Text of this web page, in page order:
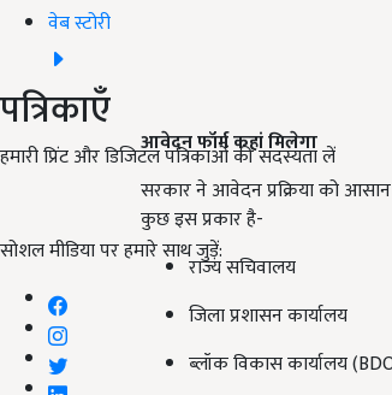
वेब स्टोरी
पत्रिकाएँ
हमारी प्रिंट और डिजिटल पत्रिकाओं की सदस्यता लें
सोशल मीडिया पर हमारे साथ जुड़ें:
आवेदन फॉर्म कहां मिलेगा
सरकार ने आवेदन प्रक्रिया को आसान
कुछ इस प्रकार है-
राज्य सचिवालय
जिला प्रशासन कार्यालय
ब्लॉक विकास कार्यालय